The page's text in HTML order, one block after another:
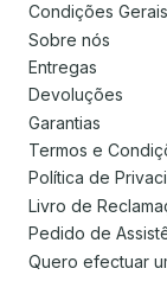
Condições
Sobre nós
Entregas
Devoluções
Garantias
Termos e
Política de
Livro de
Pedido de
Quero efectuar